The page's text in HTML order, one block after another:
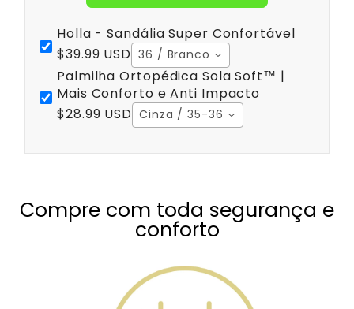
Holla - Sandália Super Confortável
$39.99 USD 36 / Branco
Palmilha Ortopédica Sola Soft™ |
Mais Conforto e Anti Impacto
$28.99 USD Cinza / 35-36
Compre com toda segurança e
conforto